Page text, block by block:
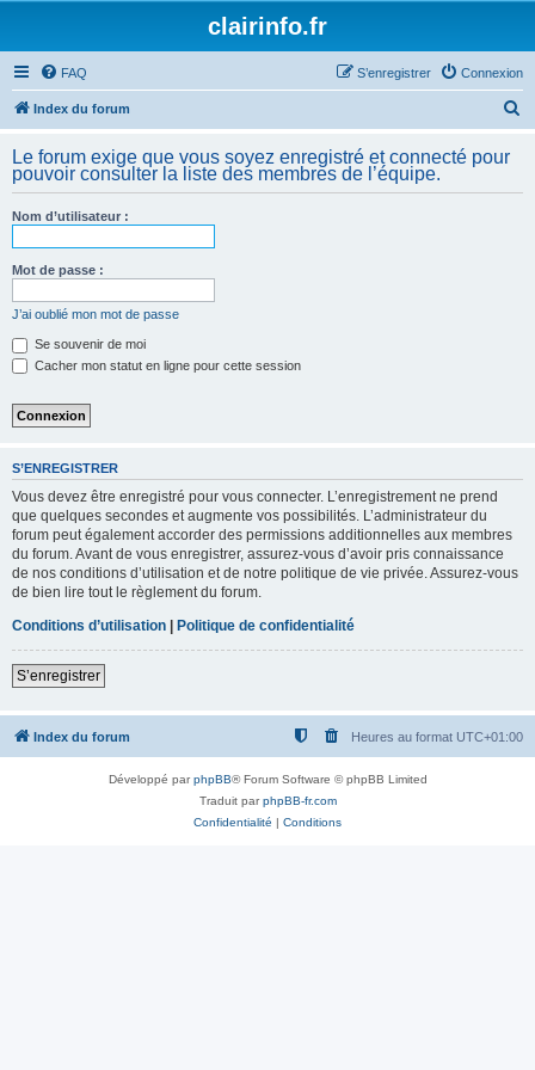
clairinfo.fr
FAQ Connexion
S’enregistrer
Index du forum
h
Le forum exige que vous soyez enregistré et connecté pour
pouvoir consulter la liste des membres de l’équipe.
Nom d’utilisateur :
Mot de passe :
J’ai oublié mon mot de passe
Se souvenir de moi
Cacher mon statut en ligne pour cette session
S’ENREGISTRER
Vous devez être enregistré pour vous connecter. L’enregistrement ne prend
que quelques secondes et augmente vos possibilités. L’administrateur du
forum peut également accorder des permissions additionnelles aux membres
du forum. Avant de vous enregistrer, assurez-vous d’avoir pris connaissance
de nos conditions d’utilisation et de notre politique de vie privée. Assurez-vous
de bien lire tout le règlement du forum.
Conditions d’utilisation | Politique de confidentialité
S’enregistrer
Index du forum Heures au format UTC+01:00
Développé parphpBB® Forum Software © phpBB Limited
Traduit parphpBB-fr.com
Confidentialité | Conditions